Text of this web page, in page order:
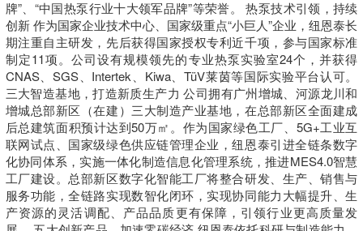
牌”、“中国热泵行业十大领军品牌”等荣誉。 热泵技术引领，持续
创新 作为国家企业技术中心、国家级重点“小巨人”企业，纽恩泰长
期注重自主研发，先后获得国家授权专利近千项，参与国家标准
制定11项。公司设有规模领先的专业热泵实验室24个，并获得
CNAS、SGS、Intertek、Kiwa、TüV莱茵等国际实验平台认可。
三大智造基地，打造新质生产力 公司拥有广州增城、河源龙川和
增城总部新区（在建）三大制造产业基地，在总部新区全面建成
后总建筑面积预计达到50万㎡。作为国家绿色工厂、5G+工业互
联网试点、国家级绿色供应链管理企业，纽恩泰引进全链条数字
化协同体系，实施一体化制造信息化管理系统，推进MES4.0智慧
工厂建设。总部新区数字化智能工厂将整合研发、生产、销售与
服务功能，全链路实现数智化闭环，实现协同能力大幅提升、生
产资源的灵活调配、产品品质更有保障，引领行业更高质量发